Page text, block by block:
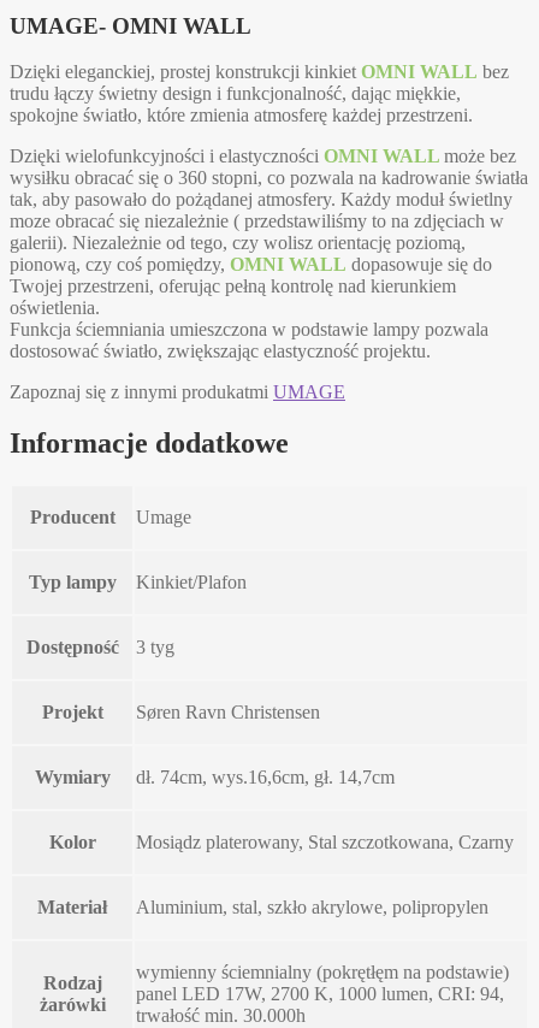
UMAGE- OMNI WALL
Dzięki eleganckiej, prostej konstrukcji kinkietOMNI WALL bez
trudu łączy świetny design i funkcjonalność, dając miękkie,
spokojne światło, które zmienia atmosferę każdej przestrzeni.
Dzięki wielofunkcyjności i elastyczności OMNI WALL może bez
wysiłku obracać się o 360 stopni, co pozwala na kadrowanie światła
tak, aby pasowało do pożądanej atmosfery. Każdy moduł świetlny
moze obracać się niezależnie ( przedstawiliśmy to na zdjęciach w
galerii). Niezależnie od tego, czy wolisz orientację poziomą,
pionową, czy coś pomiędzy, OMNI WALL dopasowuje się do
Twojej przestrzeni, oferując pełną kontrolę nad kierunkiem
oświetlenia.
Funkcja ściemniania umieszczona w podstawie lampy pozwala
dostosować światło, zwiększając elastyczność projektu.
Zapoznaj się z innymi produkatmi UMAGE
Informacje dodatkowe
Producent Umage
Typ lampy Kinkiet/Plafon
Dostępność 3 tyg
Projekt Søren Ravn Christensen
Wymiary dł. 74cm, wys.16,6cm, gł. 14,7cm
Kolor Mosiądz platerowany, Stal szczotkowana, Czarny
Materiał Aluminium, stal, szkło akrylowe, polipropylen
Rodzaj
żarówki
wymienny ściemnialny (pokrętłęm na podstawie)
panel LED 17W, 2700 K, 1000 lumen, CRI: 94,
trwałość min. 30.000h